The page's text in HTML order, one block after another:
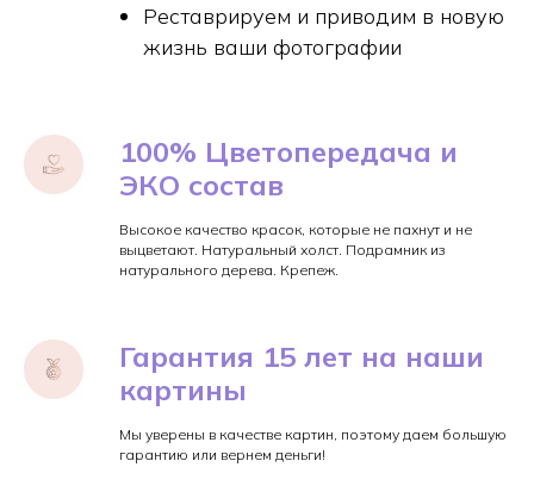
Реставрируем и приводим в новую
жизнь ваши фотографии
100% Цветопередача и
ЭКО состав
Высокое качество красок, которые не пахнут и не
выцветают. Натуральный холст. Подрамник из
натурального дерева. Крепеж.
Гарантия 15 лет на наши
картины
Мы уверены в качестве картин, поэтому даем большую
гарантию или вернем деньги!